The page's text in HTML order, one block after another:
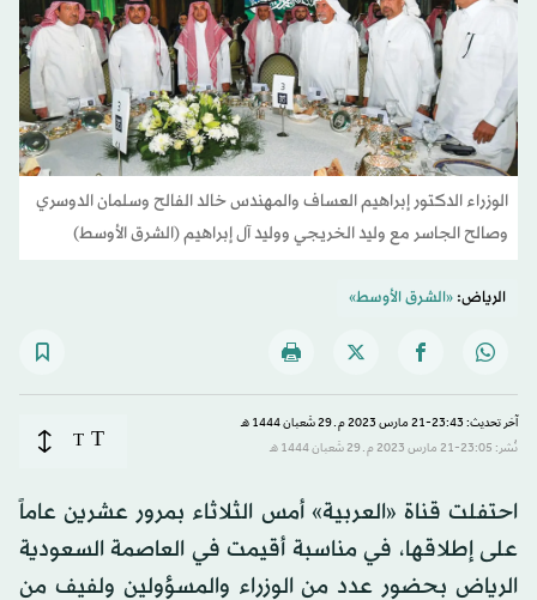
الوزراء الدكتور إبراهيم العساف والمهندس خالد الفالح وسلمان الدوسري
وصالح الجاسر مع وليد الخريجي ووليد آل إبراهيم (الشرق الأوسط)
الرياض:«الشرق الأوسط»
آخر تحديث: 23:43-21 مارس 2023 م ـ 29 شَعبان 1444 هـ
نُشر: 23:05-21 مارس 2023 م ـ 29 شَعبان 1444 هـ
T
T
احتفلت قناة «العربية» أمس الثلاثاء بمرور عشرين عاماً
على إطلاقها، في مناسبة أقيمت في العاصمة السعودية
الرياض بحضور عدد من الوزراء والمسؤولين ولفيف من